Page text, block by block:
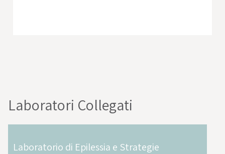
Laboratori Collegati
Laboratorio di Epilessia e Strategie